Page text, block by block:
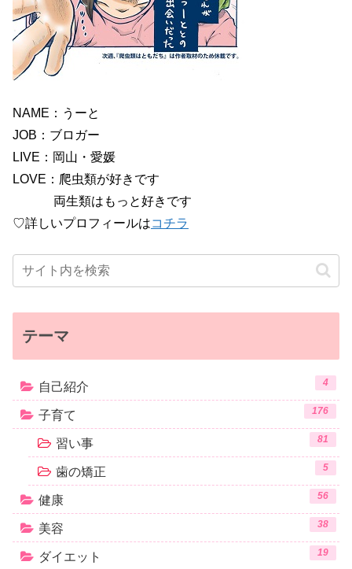
NAME：うーと
JOB：ブロガー
LIVE：岡山・愛媛
LOVE：爬虫類が好きです
両生類はもっと好きです
♡詳しいプロフィールはコチラ
テーマ
自己紹介 4
子育て 176
習い事 81
歯の矯正 5
健康 56
美容 38
ダイエット 19